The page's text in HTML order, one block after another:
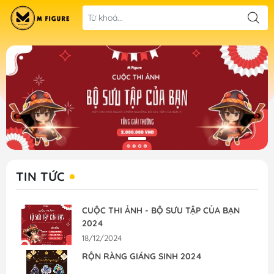
TIN TỨC
CUỘC THI ẢNH - BỘ SƯU TẬP CỦA BẠN
2024
18/12/2024
RỘN RÀNG GIÁNG SINH 2024